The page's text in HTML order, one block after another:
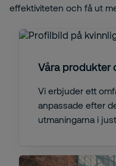
effektiviteten och få ut
Våra produkter
Vi erbjuder ett
anpassade efter
utmaningarna i